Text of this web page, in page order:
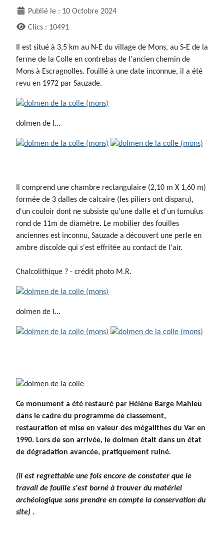
Publié le : 10 Octobre 2024
Clics : 10491
Il est situé à 3,5 km au N-E du village de Mons, au S-E de la
ferme de la Colle en contrebas de l'ancien chemin de
Mons à Escragnolles. Fouillé à une date inconnue, il a été
revu en 1972 par Sauzade.
dolmen de l...
Il comprend une chambre rectangulaire (2,10 m X 1,60 m)
formée de 3 dalles de calcaire (les piliers ont disparu),
d'un couloir dont ne subsiste qu'une dalle et d'un tumulus
rond de 11m de diamètre. Le mobilier des fouilles
anciennes est inconnu, Sauzade a découvert une perle en
ambre discoïde qui s'est effritée au contact de l'air.
Chalcolithique ? - crédit photo M.R.
dolmen de l...
Ce monument a été restauré par Hélène Barge Mahieu
dans le cadre du programme de classement,
restauration et mise en valeur des mégalithes du Var en
1990. Lors de son arrivée, le dolmen était dans un état
de dégradation avancée, pratiquement ruiné.
(il est regrettable une fois encore de constater que le
travail de fouille s'est borné à trouver du matériel
archéologique sans prendre en compte la conservation du
site) .